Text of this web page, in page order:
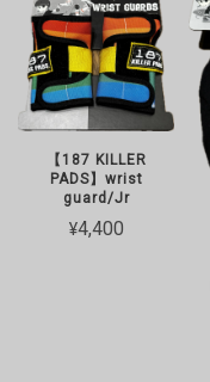
【187 KILLER
PADS】wrist
guard/Jr
¥4,400